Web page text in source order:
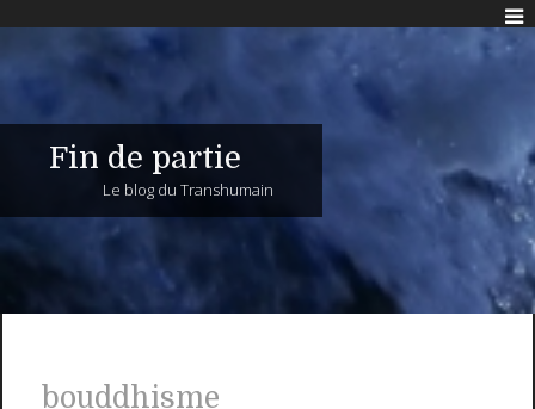
Fin de partie
Le blog du Transhumain
bouddhisme